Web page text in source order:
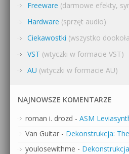
Freeware (darmowe efekty,
Hardware (sprzęt audio)
Ciekawostki (wszystko
VST (wtyczki w formacie VST)
AU (wtyczki w formacie AU)
NAJNOWSZE KOMENTARZE
roman i. drozd - ASM
Van Guitar - Dekonstrukcja:
youlosewithme -